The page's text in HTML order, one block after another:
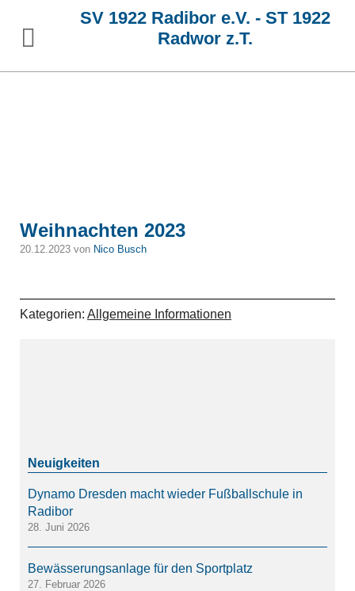
SV 1922 Radibor e.V. - ST 1922
Radwor z.T.
Weihnachten 2023
20.12.2023 von Nico Busch
Kategorien: Allgemeine Informationen
Dynamo Dresden macht wieder Fußballschule in
Radibor
28. Juni 2026
Bewässerungsanlage für den Sportplatz
27. Februar 2026